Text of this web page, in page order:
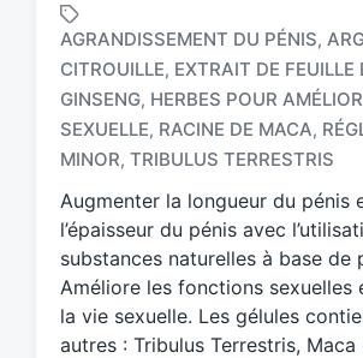
T
a
g
e
d
w
h
AGRANDISSEMENT DU PÉNIS,
CITROUILLE, EXTRAIT DE FEUILLE
GINSENG, HERBES POUR
SEXUELLE, RACINE DE MACA,
MINOR, TRIBULUS TERRESTRIS
Augmenter la longueur du pénis
l’épaisseur du pénis avec
substances naturelles à base de
Améliore les fonctions sexuelles
la vie sexuelle. Les gélules
autres : Tribulus Terrestris, Maca